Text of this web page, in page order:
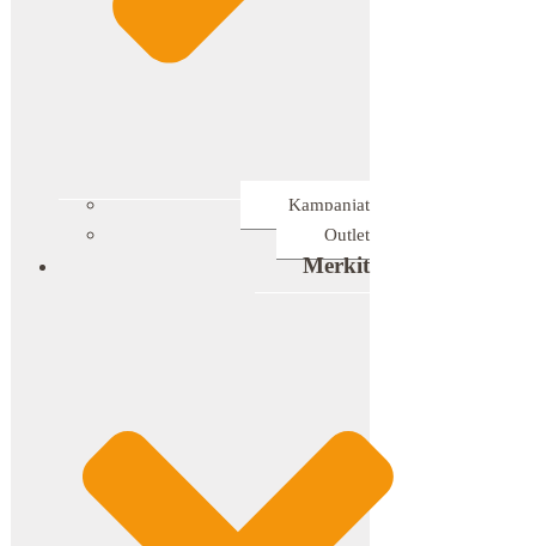
Kampanjat
Outlet
Merkit